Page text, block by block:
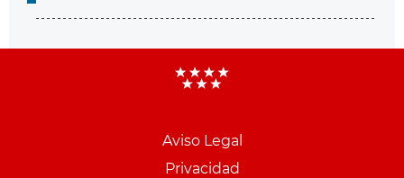
Aviso Legal
Privacidad